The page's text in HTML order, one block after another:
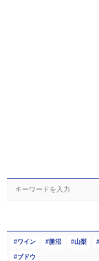
ワイン 勝沼 山梨
ブドウ